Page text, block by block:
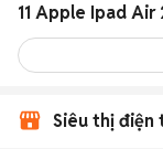
11 Apple Ipad Air
Siêu thị điện